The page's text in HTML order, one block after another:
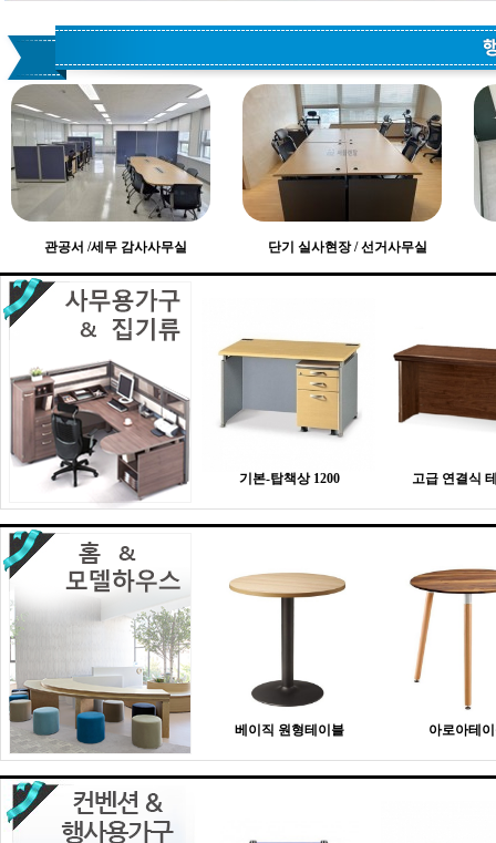
관공서 /세무 감사사무실 단기 실사현장 / 선거사무실
기본-탑책상 1200 고급 연결식
베이직 원형테이블 아로아테